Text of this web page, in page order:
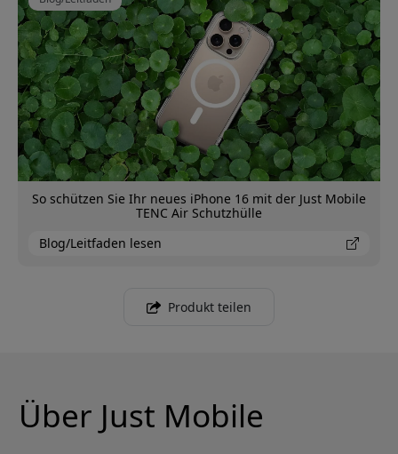
So schützen Sie Ihr neues iPhone 16 mit der Just Mobile
TENC Air Schutzhülle
Blog/Leitfaden lesen
Produkt teilen
Über Just Mobile